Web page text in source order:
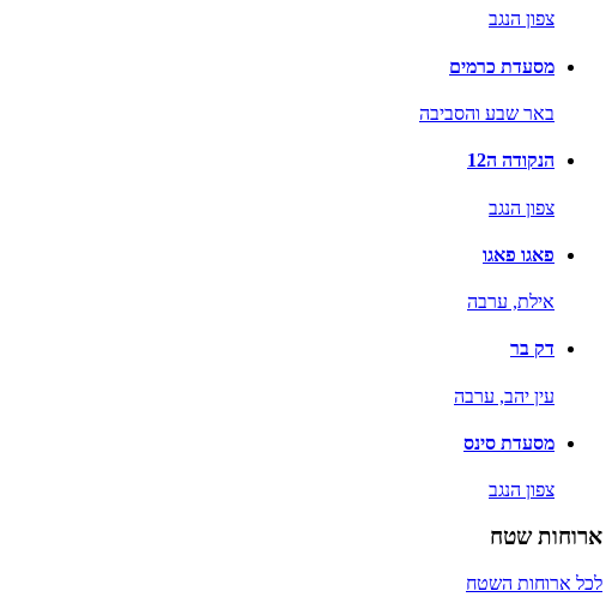
צפון הנגב
מסעדת כרמים
באר שבע והסביבה
הנקודה ה12
צפון הנגב
פאגו פאגו
אילת, ערבה
דק בר
עין יהב, ערבה
מסעדת סינס
צפון הנגב
ארוחות שטח
לכל ארוחות השטח